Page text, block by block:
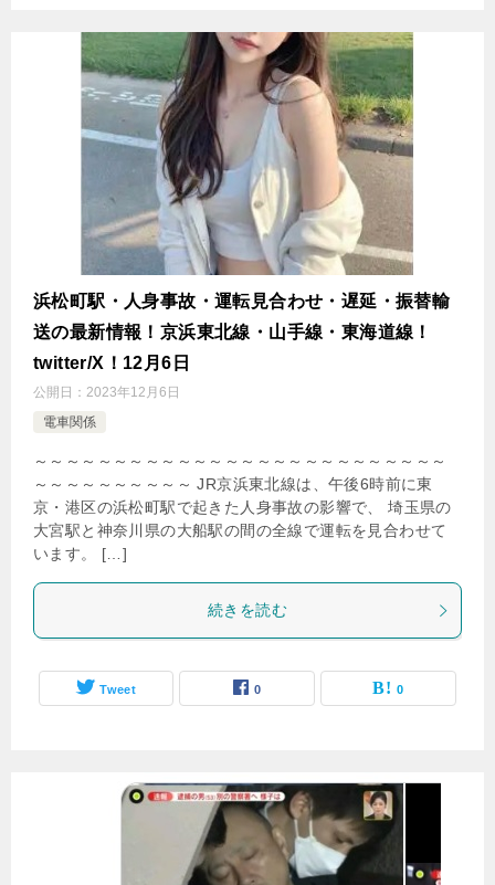
浜松町駅・人身事故・運転見合わせ・遅延・振替輸
送の最新情報！京浜東北線・山手線・東海道線！
twitter/X！12月6日
公開日： 2023年12月6日
電車関係
～～～～～～～～～～～～～～～～～～～～～～～～～～
～～～～～～～～～～ JR京浜東北線は、午後6時前に東
京・港区の浜松町駅で起きた人身事故の影響で、 埼玉県の
大宮駅と神奈川県の大船駅の間の全線で運転を見合わせて
います。 […]
続きを読む
Tweet 0 0